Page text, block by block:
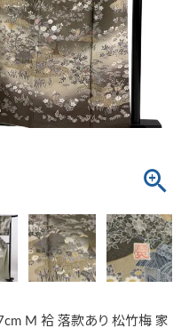
M 袷 落款あり 松竹梅 家